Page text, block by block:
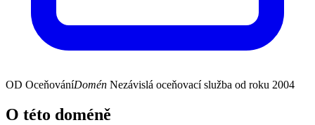
OD OceňováníDomén Nezávislá oceňovací služba od roku 2004
O této doméně